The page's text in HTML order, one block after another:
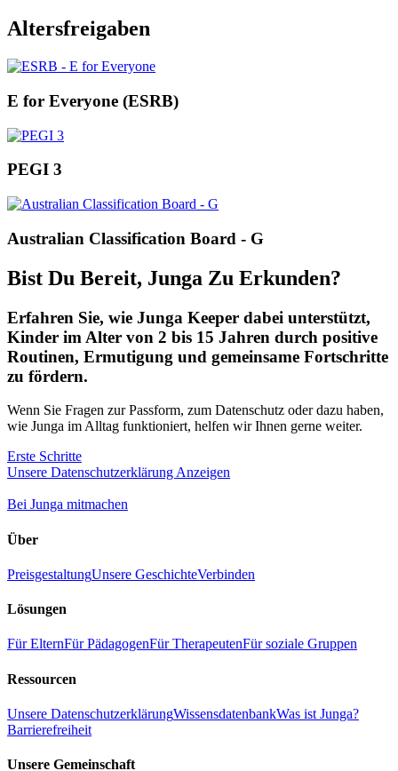
Altersfreigaben
E for Everyone (ESRB)
PEGI 3
Australian Classification Board - G
Bist Du Bereit, Junga Zu Erkunden?
Erfahren Sie, wie Junga Keeper dabei unterstützt,
Kinder im Alter von 2 bis 15 Jahren durch positive
Routinen, Ermutigung und gemeinsame Fortschritte
zu fördern.
Wenn Sie Fragen zur Passform, zum Datenschutz oder dazu haben,
wie Junga im Alltag funktioniert, helfen wir Ihnen gerne weiter.
Erste Schritte
Unsere Datenschutzerklärung Anzeigen
Bei Junga mitmachen
Über
PreisgestaltungUnsere GeschichteVerbinden
Lösungen
Für ElternFür PädagogenFür TherapeutenFür soziale Gruppen
Ressourcen
Unsere DatenschutzerklärungWissensdatenbankWas ist Junga?
Barrierefreiheit
Unsere Gemeinschaft